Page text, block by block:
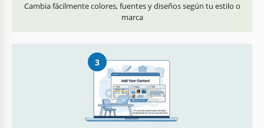
Cambia fácilmente colores, fuentes y diseños según tu estilo o
marca
3